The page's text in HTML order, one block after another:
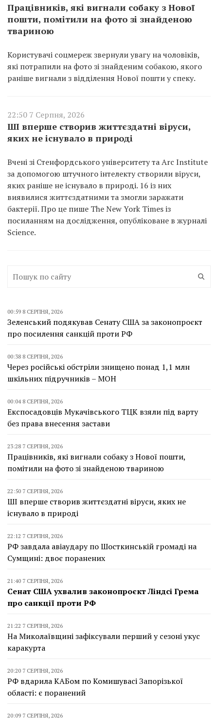
Працівників, які вигнали собаку з Нової
пошти, помітили на фото зі знайденою
твариною
Користувачі соцмереж звернули увагу на чоловіків,
які потрапили на фото зі знайденим собакою, якого
раніше вигнали з відділення Нової пошти у спеку.
22:50 7 Серпня, 2026
ШІ вперше створив життєздатні віруси,
яких не існувало в природі
Вчені зі Стенфордського університету та Arc Institute
за допомогою штучного інтелекту створили віруси,
яких раніше не існувало в природі. 16 із них
виявилися життєздатними та змогли заражати
бактерії. Про це пише The New York Times із
посиланням на дослідження, опубліковане в журналі
Science.
00:59 8 СЕРПНЯ, 2026
Зеленський подякував Сенату США за законопроєкт
про посилення санкцій проти РФ
00:38 8 СЕРПНЯ, 2026
Через російські обстріли знищено понад 1,1 млн
шкільних підручників – МОН
00:04 8 СЕРПНЯ, 2026
Експосадовців Мукачівського ТЦК взяли під варту
без права внесення застави
23:28 7 СЕРПНЯ, 2026
Працівників, які вигнали собаку з Нової пошти,
помітили на фото зі знайденою твариною
22:50 7 СЕРПНЯ, 2026
ШІ вперше створив життєздатні віруси, яких не
існувало в природі
22:12 7 СЕРПНЯ, 2026
РФ завдала авіаудару по Шосткинській громаді на
Сумщині: двоє поранених
21:40 7 СЕРПНЯ, 2026
Сенат США ухвалив законопроєкт Ліндсі Грема
про санкції проти РФ
21:22 7 СЕРПНЯ, 2026
На Миколаївщині зафіксували перший у сезоні укус
каракурта
20:20 7 СЕРПНЯ, 2026
РФ вдарила КАБом по Комишувасі Запорізької
області: є поранений
20:09 7 СЕРПНЯ, 2026